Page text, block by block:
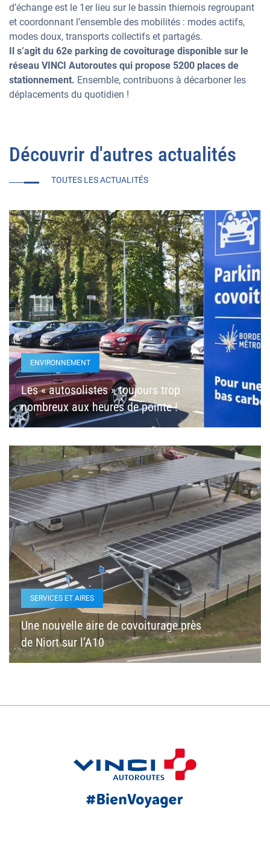
d’échange est le 1er lieu sur le bassin thiernois regroupant
et coordonnant l’ensemble des mobilités : modes actifs,
modes doux, transports collectifs et partagés.
Il s’agit du 62e parking de covoiturage disponible sur le
réseau VINCI Autoroutes qui propose 5200 places de
stationnement. Ensemble, contribuons à décarboner les
déplacements du quotidien !
Découvrir d'autres actualités
TOUTES LES ACTUALITÉS
ENVIRONNEMENT
Les « autosolistes » toujours trop
nombreux aux heures de pointe !
SERVICES ET AIRES
Une nouvelle aire de covoiturage près
de Niort sur l’A10